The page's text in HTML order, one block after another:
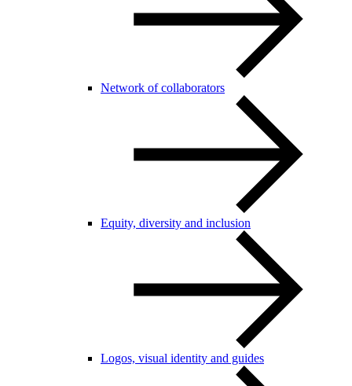
Network of collaborators
Equity, diversity and inclusion
Logos, visual identity and guides